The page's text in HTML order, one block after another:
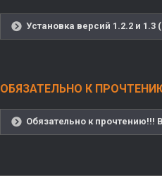
Установка версий 1.2.2 и 1.3
ОБЯЗАТЕЛЬНО К
Обязательно к